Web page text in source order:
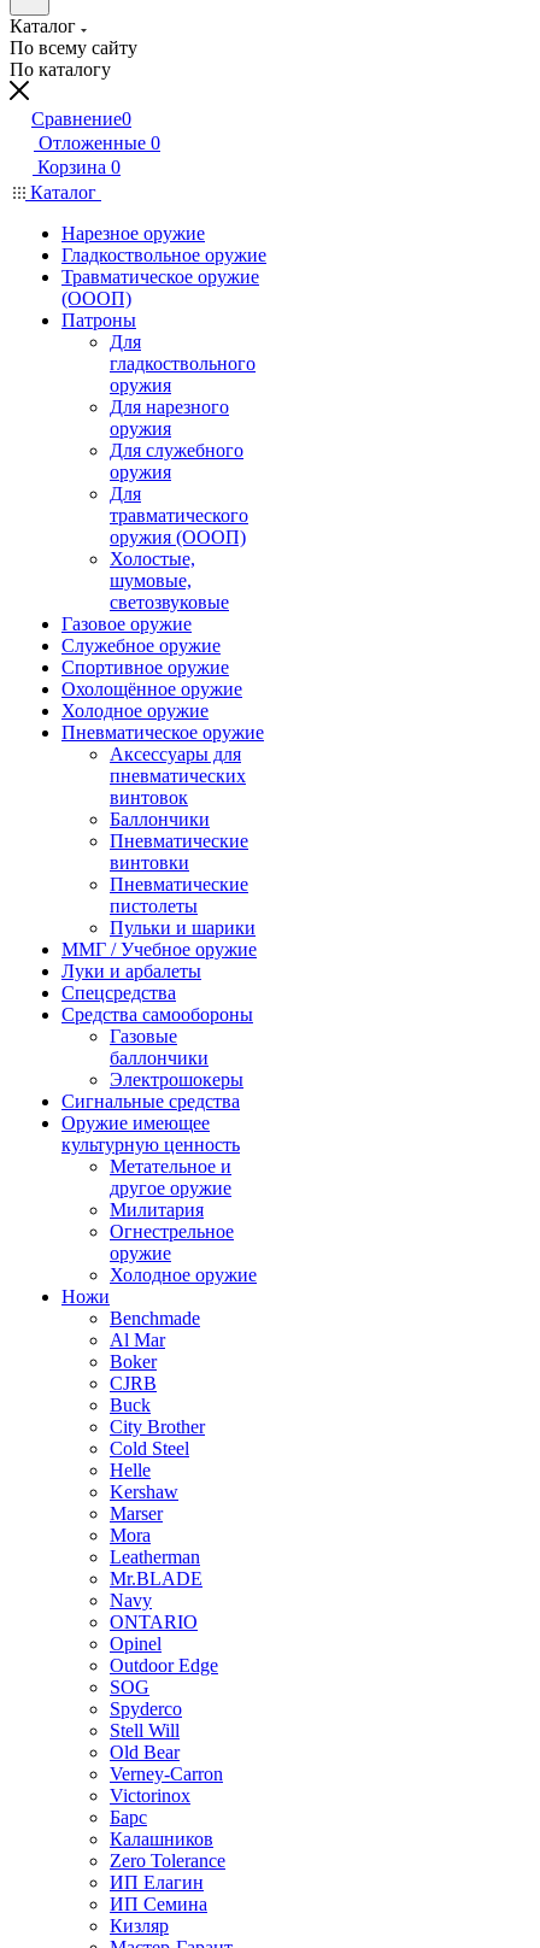
Каталог
По всему сайту
По каталогу
Сравнение0
Отложенные 0
Корзина 0
Каталог
Нарезное оружие
Гладкоствольное оружие
Травматическое оружие
(ОООП)
Патроны
Для
гладкоствольного
оружия
Для нарезного
оружия
Для служебного
оружия
Для
травматического
оружия (ОООП)
Холостые,
шумовые,
светозвуковые
Газовое оружие
Служебное оружие
Спортивное оружие
Охолощённое оружие
Холодное оружие
Пневматическое оружие
Аксессуары для
пневматических
винтовок
Баллончики
Пневматические
винтовки
Пневматические
пистолеты
Пульки и шарики
ММГ / Учебное оружие
Луки и арбалеты
Спецсредства
Средства самообороны
Газовые
баллончики
Электрошокеры
Сигнальные средства
Оружие имеющее
культурную ценность
Метательное и
другое оружие
Милитария
Огнестрельное
оружие
Холодное оружие
Ножи
Benchmade
Al Mar
Boker
CJRB
Buck
City Brother
Cold Steel
Helle
Kershaw
Marser
Mora
Leatherman
Mr.BLADE
Navy
ONTARIO
Opinel
Outdoor Edge
SOG
Spyderco
Stell Will
Old Bear
Verney-Carron
Victorinox
Барс
Калашников
Zero Tolerance
ИП Елагин
ИП Семина
Кизляр